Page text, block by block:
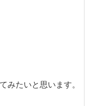
たいと思います。